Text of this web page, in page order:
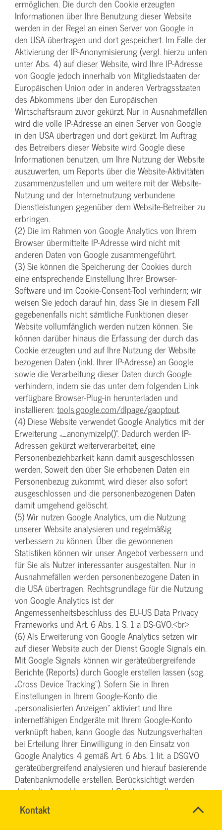
Kontakt
Name*
SVG-
Wiki
ermöglichen. Die durch den Cookie erzeugten
Informationen über Ihre Benutzung dieser Website
werden in der Regel an einen Server von Google in
den USA übertragen und dort gespeichert. Im Falle der
Aktivierung der IP-Anonymisierung (vergl. hierzu unten
unter Abs. 4) auf dieser Website, wird Ihre IP-Adresse
von Google jedoch innerhalb von Mitgliedstaaten der
Europäischen Union oder in anderen Vertragsstaaten
des Abkommens über den Europäischen
Wirtschaftsraum zuvor gekürzt. Nur in Ausnahmefällen
wird die volle IP-Adresse an einen Server von Google
in den USA übertragen und dort gekürzt. Im Auftrag
des Betreibers dieser Website wird Google diese
Informationen benutzen, um Ihre Nutzung der Website
auszuwerten, um Reports über die Website-Aktivitäten
zusammenzustellen und um weitere mit der Website-
Nutzung und der Internetnutzung verbundene
Dienstleistungen gegenüber dem Website-Betreiber zu
erbringen.
(2) Die im Rahmen von Google Analytics von Ihrem
Browser übermittelte IP-Adresse wird nicht mit
anderen Daten von Google zusammengeführt.
(3) Sie können die Speicherung der Cookies durch
eine entsprechende Einstellung Ihrer Browser-
Software und im Cookie-Consent-Tool verhindern; wir
weisen Sie jedoch darauf hin, dass Sie in diesem Fall
gegebenenfalls nicht sämtliche Funktionen dieser
Website vollumfänglich werden nutzen können. Sie
können darüber hinaus die Erfassung der durch das
Cookie erzeugten und auf Ihre Nutzung der Website
bezogenen Daten (inkl. Ihrer IP-Adresse) an Google
sowie die Verarbeitung dieser Daten durch Google
verhindern, indem sie das unter dem folgenden Link
verfügbare Browser-Plug-in herunterladen und
installieren: tools.google.com/dlpage/gaoptout.
(4) Diese Website verwendet Google Analytics mit der
Erweiterung „_anonymizeIp()“. Dadurch werden IP-
Adressen gekürzt weiterverarbeitet, eine
Personenbeziehbarkeit kann damit ausgeschlossen
werden. Soweit den über Sie erhobenen Daten ein
Personenbezug zukommt, wird dieser also sofort
ausgeschlossen und die personenbezogenen Daten
damit umgehend gelöscht.
(5) Wir nutzen Google Analytics, um die Nutzung
unserer Website analysieren und regelmäßig
verbessern zu können. Über die gewonnenen
Statistiken können wir unser Angebot verbessern und
für Sie als Nutzer interessanter ausgestalten. Nur in
Ausnahmefällen werden personenbezogene Daten in
die USA übertragen. Rechtsgrundlage für die Nutzung
von Google Analytics ist der
Angemessenheitsbeschluss des EU-US Data Privacy
Frameworks und Art. 6 Abs. 1 S. 1 a DS-GVO.<br>
(6) Als Erweiterung von Google Analytics setzen wir
auf dieser Website auch der Dienst Google Signals ein.
Mit Google Signals können wir geräteübergreifende
Berichte (Reports) durch Google erstellen lassen (sog.
„Cross Device Tracking“). Sofern Sie in Ihren
Einstellungen in Ihrem Google-Konto die
„personalisierten Anzeigen“ aktiviert und Ihre
internetfähigen Endgeräte mit Ihrem Google-Konto
verknüpft haben, kann Google das Nutzungsverhalten
bei Erteilung Ihrer Einwilligung in den Einsatz von
Google Analytics 4 gemäß Art. 6 Abs. 1 lit. a DSGVO
geräteübergreifend analysieren und hierauf basierende
Datenbankmodelle erstellen. Berücksichtigt werden
dabei die Anmeldungen und Gerätetypen aller
Website-Nutzer, die in einem Google-Konto
angemeldet waren und eine Conversion ausgeführt